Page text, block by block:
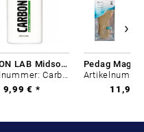
CARBON LAB Midsole Cleaner
Artikelnummer: Carbon-0
9,99 € *
11,99